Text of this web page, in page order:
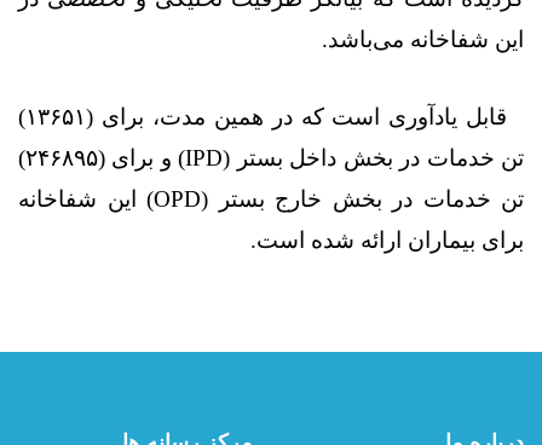
این شفاخانه می‌باشد.
قابل یادآوری است که در همین مدت، برای (۱۳۶۵۱)
تن خدمات در بخش داخل بستر (IPD)
و برای (۲۴۶۸۹۵)
تن خدمات در بخش خارج بستر
(OPD)
این شفاخانه
برای بیماران ارائه شده است.